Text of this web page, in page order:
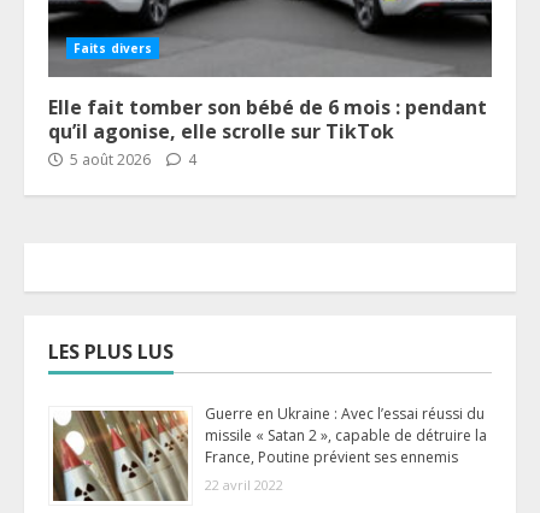
Faits divers
Elle fait tomber son bébé de 6 mois : pendant
qu’il agonise, elle scrolle sur TikTok
5 août 2026 4
LES PLUS LUS
Guerre en Ukraine : Avec l’essai réussi du
missile « Satan 2 », capable de détruire la
France, Poutine prévient ses ennemis
22 avril 2022